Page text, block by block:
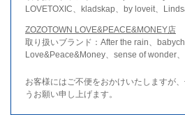
LOVETOXIC、kladskap、by loveit、
ZOZOTOWN LOVE&PEACE&MONEY店
取り扱いブランド：After the rain、
Love&Peace&Money、sense of wonder
お客様にはご不便をおかけいたしますが
うお願い申し上げます。